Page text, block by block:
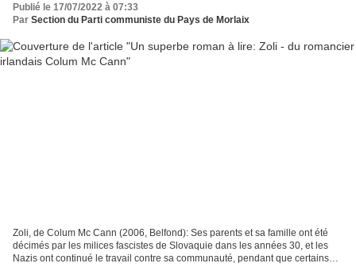
Publié le 17/07/2022 à 07:33
Par Section du Parti communiste du Pays de Morlaix
Zoli, de Colum Mc Cann (2006, Belfond): Ses parents et sa famille ont été
décimés par les milices fascistes de Slovaquie dans les années 30, et les
Nazis ont continué le travail contre sa communauté, pendant que certains